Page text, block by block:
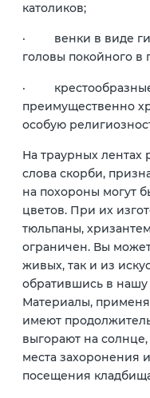
католиков;
· венки в виде
головы покойного в
· крестообразные
преимущественно
особую
На траурных
слова скорби,
на похороны могут
цветов. При их
тюльпаны,
ограничен. Вы
живых, так и из
обратившись в нашу
Материалы,
имеют
выгорают на
места захоронения
посещения